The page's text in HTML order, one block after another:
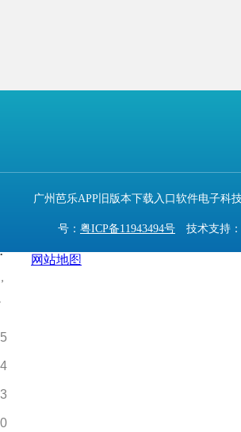
减少
广州芭乐APP旧版本下载入口软件电子
号： 粤ICP备11943494号 技术支持：
830770）
网站地图